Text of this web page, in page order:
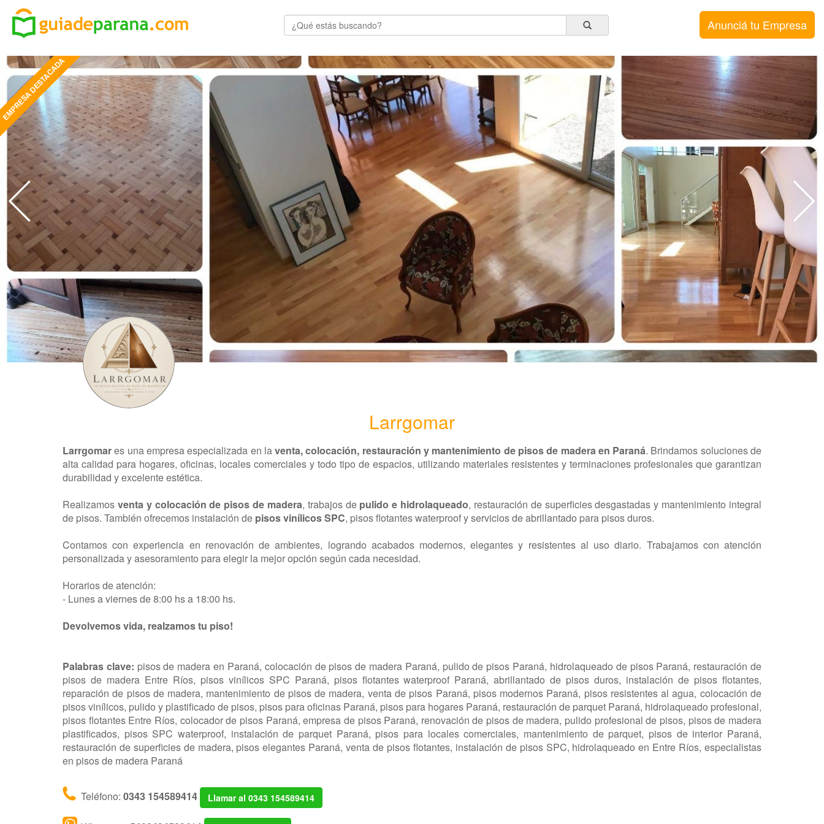
Anunciá tu Empresa
Larrgomar
Larrgomares una empresa especializada en laventa, colocación, restauración y mantenimiento de pisos de madera en Paraná. Brindamos soluciones de
alta calidad para hogares, oficinas, locales comerciales y todo tipo de espacios, utilizando materiales resistentes y terminaciones profesionales que garantizan
durabilidad y excelente estética.
Realizamos venta y colocación de pisos de madera, trabajos de pulido e hidrolaqueado, restauración de superficies desgastadas y mantenimiento integral
de pisos. También ofrecemos instalación de pisos vinílicos SPC, pisos flotantes waterproof y servicios de abrillantado para pisos duros.
Contamos con experiencia en renovación de ambientes, logrando acabados modernos, elegantes y resistentes al uso diario. Trabajamos con atención
personalizada y asesoramiento para elegir la mejor opción según cada necesidad.
Horarios de atención:
- Lunes a viernes de 8:00 hs a 18:00 hs.
Devolvemos vida, realzamos tu piso!
Palabras clave: pisos de madera en Paraná, colocación de pisos de madera Paraná, pulido de pisos Paraná, hidrolaqueado de pisos Paraná, restauración de
pisos de madera Entre Ríos, pisos vinílicos SPC Paraná, pisos flotantes waterproof Paraná, abrillantado de pisos duros, instalación de pisos flotantes,
reparación de pisos de madera, mantenimiento de pisos de madera, venta de pisos Paraná, pisos modernos Paraná, pisos resistentes al agua, colocación de
pisos vinílicos, pulido y plastificado de pisos, pisos para oficinas Paraná, pisos para hogares Paraná, restauración de parquet Paraná, hidrolaqueado profesional,
pisos flotantes Entre Ríos, colocador de pisos Paraná, empresa de pisos Paraná, renovación de pisos de madera, pulido profesional de pisos, pisos de madera
plastificados, pisos SPC waterproof, instalación de parquet Paraná, pisos para locales comerciales, mantenimiento de parquet, pisos de interior Paraná,
restauración de superficies de madera, pisos elegantes Paraná, venta de pisos flotantes, instalación de pisos SPC, hidrolaqueado en Entre Ríos, especialistas
en pisos de madera Paraná
Teléfono: 0343 154589414 Llamar al 0343 154589414